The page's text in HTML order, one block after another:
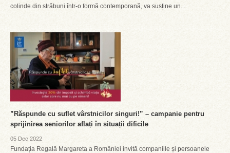
colinde din străbuni într-o formă contemporană, va susține un...
”Răspunde cu suflet vârstnicilor singuri!” – campanie pentru
sprijinirea seniorilor aflați în situații dificile
05 Dec 2022
Fundația Regală Margareta a României invită companiile și persoanele